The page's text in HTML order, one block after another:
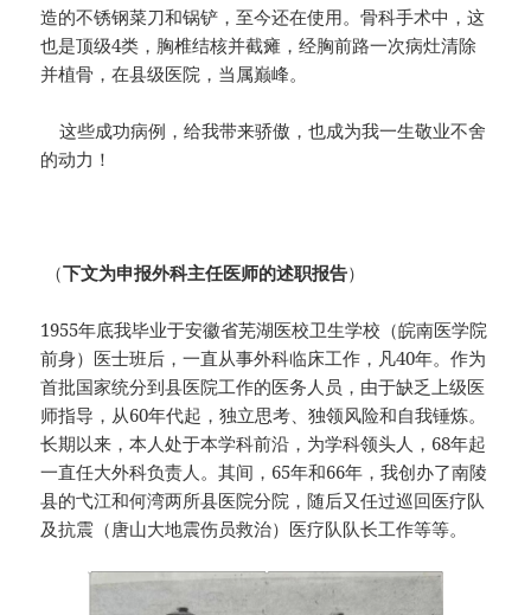
造的不锈钢菜刀和锅铲，至今还在使用。骨科手术中，这
也是顶级4类，胸椎结核并截瘫，经胸前路一次病灶清除
并植骨，在县级医院，当属巅峰。
这些成功病例，给我带来骄傲，也成为我一生敬业不舍
的动力！
（下文为申报外科主任医师的述职报告）
1955年底我毕业于安徽省芜湖医校卫生学校（皖南医学院
前身）医士班后，一直从事外科临床工作，凡40年。作为
首批国家统分到县医院工作的医务人员，由于缺乏上级医
师指导，从60年代起，独立思考、独领风险和自我锤炼。
长期以来，本人处于本学科前沿，为学科领头人，68年起
一直任大外科负责人。其间，65年和66年，我创办了南陵
县的弋江和何湾两所县医院分院，随后又任过巡回医疗队
及抗震（唐山大地震伤员救治）医疗队队长工作等等。